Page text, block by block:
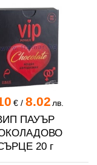
€/ 8.02 лв.
ПАУЪР
20 г